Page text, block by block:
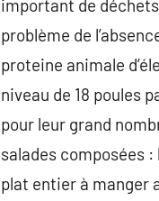
important de
problème de
proteine animale
niveau de 18 poules
pour leur grand
salades composées
plat entier à manger